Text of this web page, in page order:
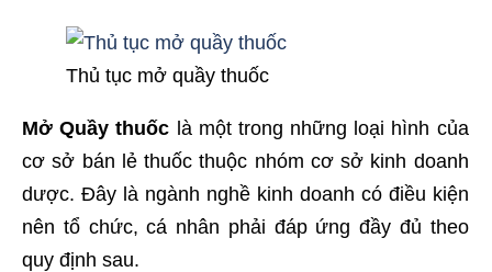
Thủ tục mở quầy thuốc
Mở Quầy thuốc là một trong những loại hình của
cơ sở bán lẻ thuốc thuộc nhóm cơ sở kinh doanh
dược. Đây là ngành nghề kinh doanh có điều kiện
nên tổ chức, cá nhân phải đáp ứng đầy đủ theo
quy định sau.